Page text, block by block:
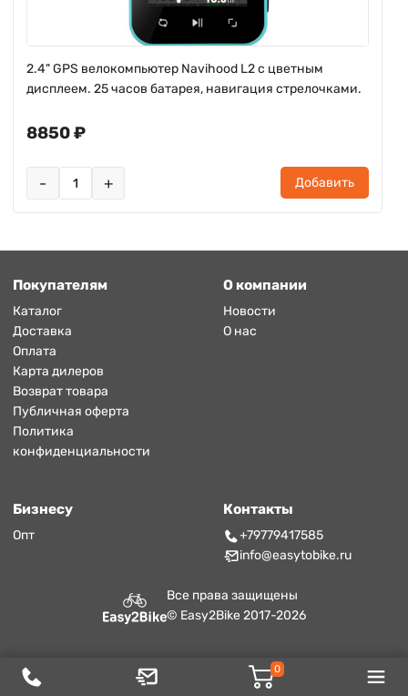
0
2.4" GPS велокомпьютер Navihood L2 с цветным
дисплеем. 25 часов батарея, навигация стрелочками.
8850 ₽
- + Добавить
Все права защищены
© Easy2Bike 2017-2026
Покупателям
Каталог
Доставка
Оплата
Карта дилеров
Возврат товара
Публичная оферта
Политика
конфиденциальности
О компании
Новости
О нас
Бизнесу
Опт
Контакты
+79779417585
info@easytobike.ru